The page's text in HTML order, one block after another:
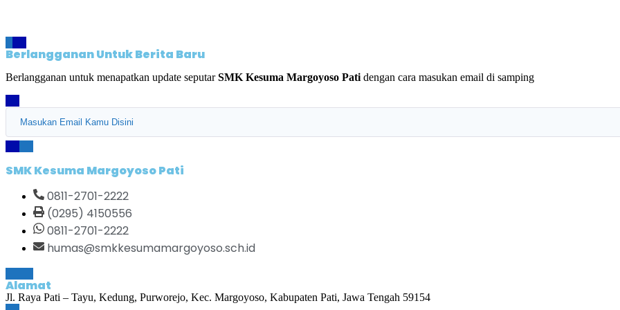
Berlangganan Untuk Berita Baru
Berlangganan untuk menapatkan update seputarSMK Kesuma Margoyoso Pati dengan cara masukan email di samping
SMK Kesuma Margoyoso Pati
0811-2701-2222
(0295) 4150556
0811-2701-2222
humas@smkkesumamargoyoso.sch.id
Alamat
Jl. Raya Pati – Tayu, Kedung, Purworejo, Kec. Margoyoso, Kabupaten Pati, Jawa Tengah 59154